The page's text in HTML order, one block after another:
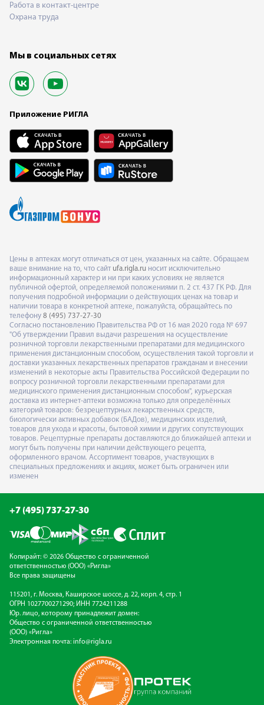
Работа в контакт-центре
Охрана труда
Мы в социальных сетях
Приложение РИГЛА
Цены в аптеках могут отличаться от цен, указанных на сайте. Обращаем
ваше внимание на то, что сайт ufa.rigla.ru носит исключительно
информационный характер и ни при каких условиях не является
публичной офертой, определяемой положениями п. 2 ст. 437 ГК РФ. Для
получения подробной информации о действующих ценах на товар и
наличии товара в конкретной аптеке, пожалуйста, обращайтесь по
телефону 8 (495) 737-27-30
Согласно постановлению Правительства РФ от 16 мая 2020 года № 697
"Об утверждении Правил выдачи разрешения на осуществление
розничной торговли лекарственными препаратами для медицинского
применения дистанционным способом, осуществления такой торговли и
доставки указанных лекарственных препаратов гражданам и внесении
изменений в некоторые акты Правительства Российской Федерации по
вопросу розничной торговли лекарственными препаратами для
медицинского применения дистанционным способом", курьерская
доставка из интернет-аптеки возможна только для определённых
категорий товаров: безрецептурных лекарственных средств,
биологически активных добавок (БАДов), медицинских изделий,
товаров для ухода и красоты, бытовой химии и других сопутствующих
товаров. Рецептурные препараты доставляются до ближайшей аптеки и
могут быть получены при наличии действующего рецепта,
оформленного врачом. Ассортимент товаров, участвующих в
специальных предложениях и акциях, может быть ограничен или
изменен
+7 (495) 737-27-30
Копирайт: © 2026 Общество с ограниченной
ответственностью (ООО) «Ригла»
Все права защищены
115201, г. Москва, Каширское шоссе, д. 22, корп. 4, стр. 1
ОГРН 1027700271290; ИНН 7724211288
Юр. лицо, которому принадлежит домен:
Общество с ограниченной ответственностью
(ООО) «Ригла»
Электронная почта: info@rigla.ru